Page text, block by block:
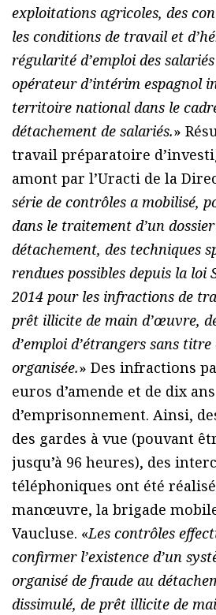
exploitations agricoles, des
les conditions de travail et
régularité d’emploi des
opérateur d’intérim espagnol
territoire national dans le
détachement de salariés.»
travail préparatoire
amont par l’Uracti de la
série de contrôles a mobilisé,
dans le traitement d’un
détachement, des techniques
rendues possibles depuis la
2014 pour les infractions de
prêt illicite de main d’œuvre,
d’emploi d’étrangers sans titre
organisée.» Des infractions
euros d’amende et de dix ans
d’emprisonnement. Ainsi,
des gardes à vue (pouvant
jusqu’à 96 heures), des
téléphoniques ont été
manœuvre, la brigade
Vaucluse. «Les contrôles
confirmer l’existence d’un
organisé de fraude au
dissimulé, de prêt illicite de